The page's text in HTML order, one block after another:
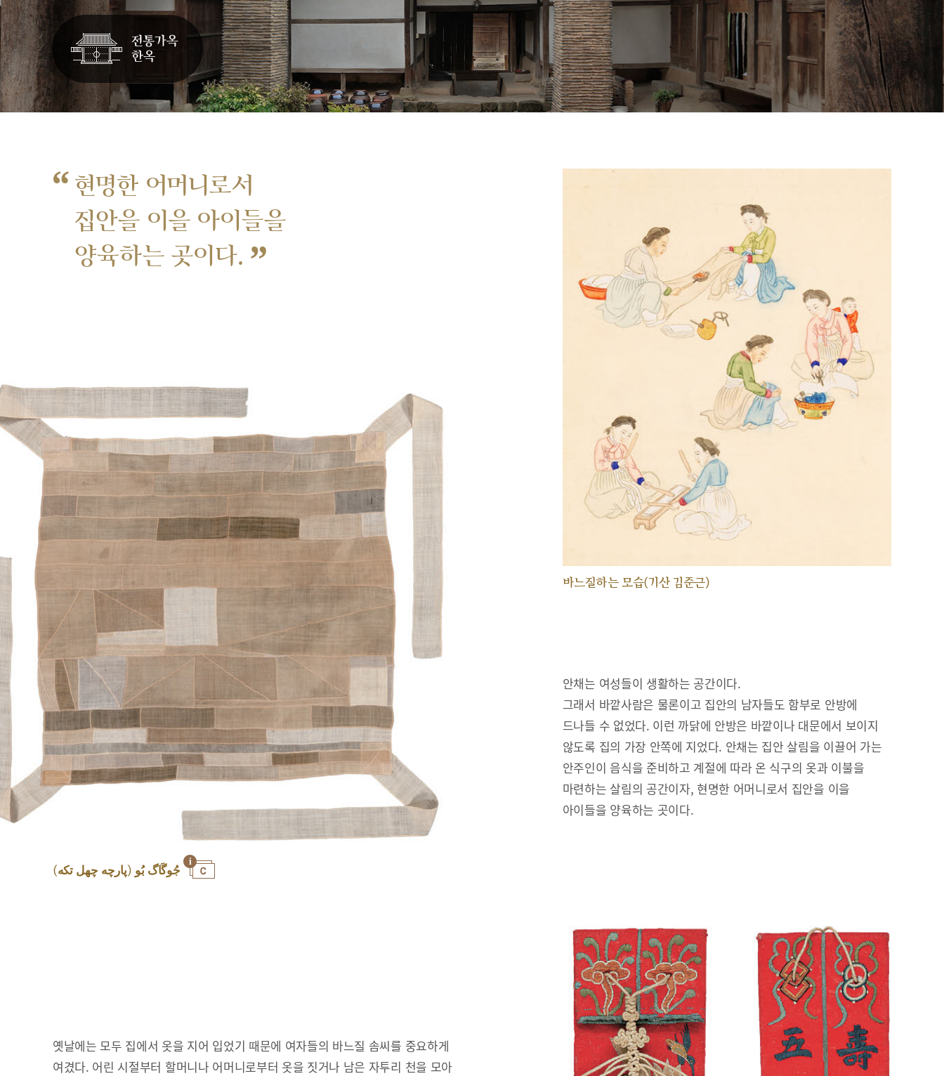
“ 현명한 어머니로서
집안을 이을 아이들을
양육하는 곳이다. ”
바느질하는 모습(기산 김준근)
안채는 여성들이 생활하는 공간이다.
그래서 바깥사람은 물론이고 집안의 남자들도 함부로 안방에
드나들 수 없었다. 이런 까닭에 안방은 바깥이나 대문에서 보이지
않도록 집의 가장 안쪽에 지었다. 안채는 집안 살림을 이끌어 가는
안주인이 음식을 준비하고 계절에 따라 온 식구의 옷과 이불을
마련하는 살림의 공간이자, 현명한 어머니로서 집안을 이을
아이들을 양육하는 곳이다.
옛날에는 모두 집에서 옷을 지어 입었기 때문에 여자들의 바느질 솜씨를 중요하게
여겼다. 어린 시절부터 할머니나 어머니로부터 옷을 짓거나 남은 자투리 천을 모아